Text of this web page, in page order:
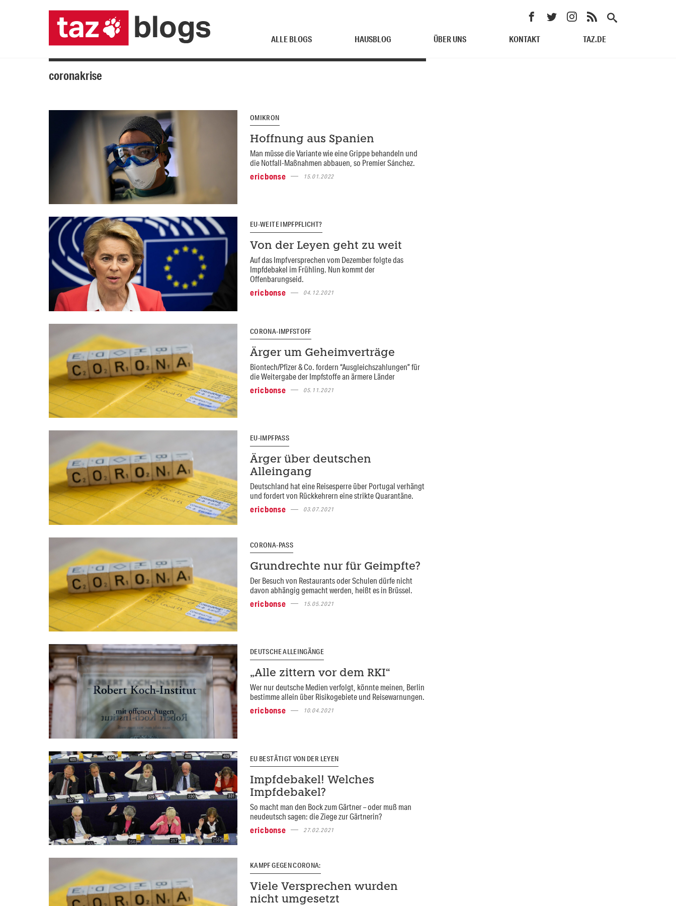
ALLE BLOGS HAUSBLOG ÜBER UNS KONTAKT TAZ.DE
coronakrise
OMIKRON
Hoffnung aus Spanien
Man müsse die Variante wie eine Grippe behandeln und
die Notfall-Maßnahmen abbauen, so Premier Sánchez.
ericbonse
15.01.2022
EU-WEITE IMPFPFLICHT?
Von der Leyen geht zu weit
Auf das Impfversprechen vom Dezember folgte das
Impfdebakel im Frühling. Nun kommt der
Offenbarungseid.
ericbonse
04.12.2021
CORONA-IMPFSTOFF
Ärger um Geheimverträge
Biontech/Pfizer & Co. fordern “Ausgleichszahlungen” für
die Weitergabe der Impfstoffe an ärmere Länder
ericbonse
05.11.2021
EU-IMPFPASS
Ärger über deutschen
Alleingang
Deutschland hat eine Reisesperre über Portugal verhängt
und fordert von Rückkehrern eine strikte Quarantäne.
ericbonse
03.07.2021
CORONA-PASS
Grundrechte nur für Geimpfte?
Der Besuch von Restaurants oder Schulen dürfe nicht
davon abhängig gemacht werden, heißt es in Brüssel.
ericbonse
15.05.2021
DEUTSCHE ALLEINGÄNGE
„Alle zittern vor dem RKI“
Wer nur deutsche Medien verfolgt, könnte meinen, Berlin
bestimme allein über Risikogebiete und Reisewarnungen.
ericbonse
10.04.2021
EU BESTÄTIGT VON DER LEYEN
Impfdebakel! Welches
Impfdebakel?
So macht man den Bock zum Gärtner – oder muß man
neudeutsch sagen: die Ziege zur Gärtnerin?
ericbonse
27.02.2021
KAMPF GEGEN CORONA:
Viele Versprechen wurden
nicht umgesetzt